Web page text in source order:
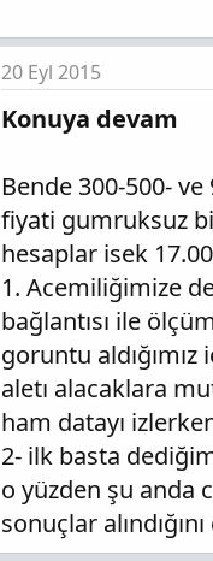
20 Eyl 2015
Konuya devam
Bende 300-500-
fiyati gumruksuz
hesaplar isek
1. Acemiliğimize
bağlantısı ile
goruntu aldığımız
aletı alacaklara
ham datayı
2- ilk basta
o yüzden şu anda
sonuçlar